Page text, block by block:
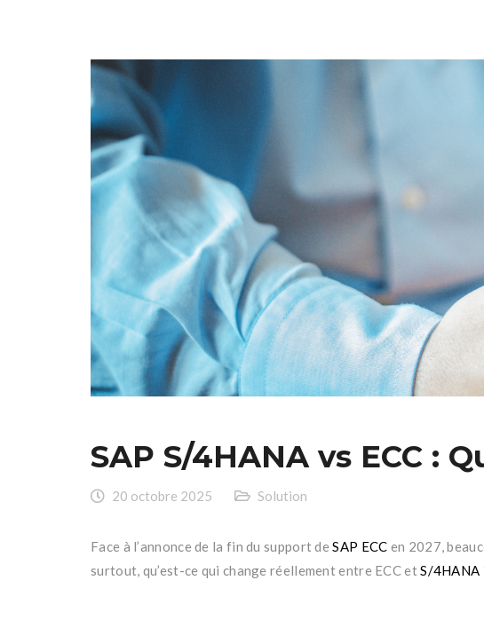
SAP S/4HANA vs ECC :
20 octobre 2025 Solution
Face à l’annonce de la fin du support deSAP ECC en 2027,
surtout, qu’est-ce qui change réellement entre ECC etS/4HANA